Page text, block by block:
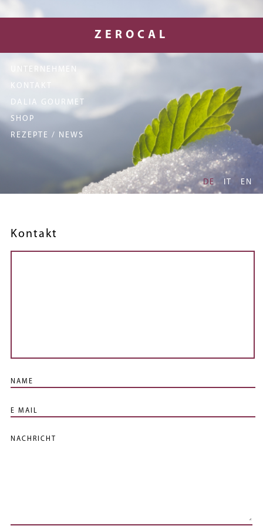
ZEROCAL
UNTERNEHMEN
KONTAKT
DALIA GOURMET
SHOP
REZEPTE / NEWS
DE IT EN
Kontakt
NAME
E MAIL
NACHRICHT